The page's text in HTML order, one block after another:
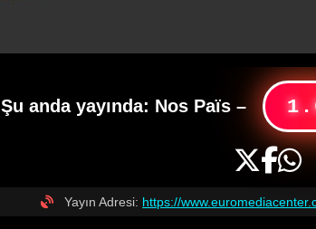
Şu anda yayında: Nos Païs–
Yayın Adresi: https://